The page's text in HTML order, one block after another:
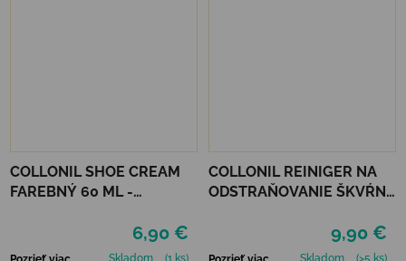
COLLONIL SHOE CREAM
FAREBNÝ 60 ML -
6,90 €
Skladom (1 ks)
COLLONIL REINIGER NA
ODSTRAŇOVANIE ŠKVŔN
9,90 €
Skladom (>5 ks)